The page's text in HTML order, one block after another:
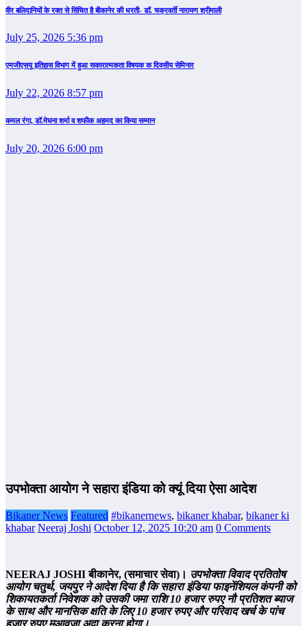
वीर बलिदानियों के रक्त से सिंचित है बीकानेर की धरती- डॉ. चक्रवर्ती नारायण श्रीमाली
July 25, 2026 5:36 pm
एमजीएसयू इतिहास विभाग में हुआ सकारात्मकता विषयक क दिवसीय सेमिनार
July 22, 2026 8:57 pm
कमल रंगा, डॉ.मेघना शर्मा व शफीक अहमद का किया सम्‍मान
July 20, 2026 6:00 pm
उपभोक्ता आयोग ने सहारा इंडिया को क्यूं दिया ऐसा आदेश
Bikaner News Featured #bikanernews, bikaner khabar, bikaner ki
khabar Neeraj Joshi October 12, 2025 10:20 am 0 Comments
NEERAJ JOSHIबीकानेर, (समाचार सेवा) । उपभोक्ता विवाद प्रतितोष
आयोग चतुर्थ, जयपुर ने आदेश दिया है कि सहारा इंडिया फाइनेंशियल कंपनी को
शिकायतकर्ता निवेशक को उसकी जमा राशि 10 हजार रुपए नौ प्रतिशत ब्याज
के साथ और मानसिक क्षति के लिए 10 हजार रुपए और परिवाद खर्च के पांच
हजार रुपए मुआवजा अदा करना होगा।